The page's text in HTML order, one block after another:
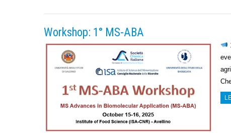
Workshop: 1° MS-ABA